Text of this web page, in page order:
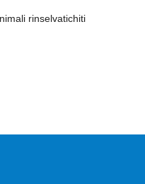
rinselvatichiti